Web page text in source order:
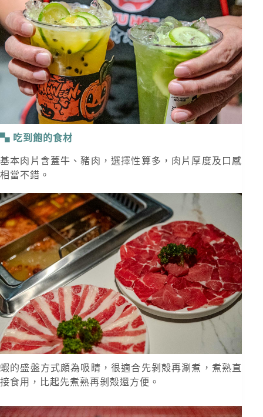
吃到飽的食材
基本肉片含蓋牛、豬肉，選擇性算多，肉片厚度及口感
相當不錯。
蝦的盛盤方式頗為吸睛，很適合先剝殻再涮煮，煮熟直
接食用，比起先煮熟再剝殻還方便。